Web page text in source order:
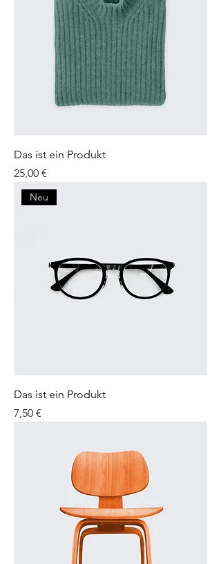
Das ist ein Produkt
Preis
25,00 €
Neu
Das ist ein Produkt
Preis
7,50 €